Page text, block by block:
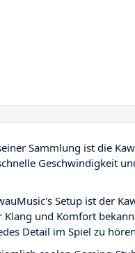
Sammlung ist die
Geschwindigkeit
Setup ist der
und Komfort
Detail im Spiel zu